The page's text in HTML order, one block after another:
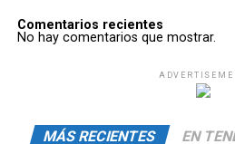
Comentarios recientes
No hay comentarios que mostrar.
MÁS RECIENTES EN